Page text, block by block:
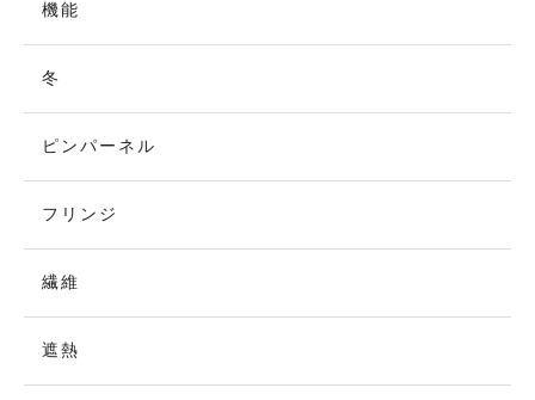
機能
冬
ピンパーネル
フリンジ
繊維
遮熱